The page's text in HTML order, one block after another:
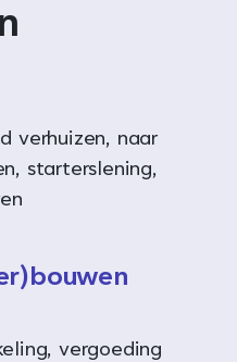
verhuizen, naar
starterslening,
vergoeding